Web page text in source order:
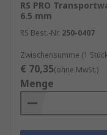
RS PRO
6.5 mm
RS Best.-Nr. 250-0407
Zwischensumme (1
€ 70,35(ohne MwSt.)
Menge